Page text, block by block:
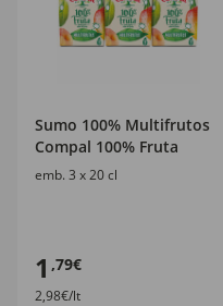
Sumo 100% Multifrutos
Compal 100% Fruta
emb. 3 x 20 cl
1 ,79€
2,98€/lt